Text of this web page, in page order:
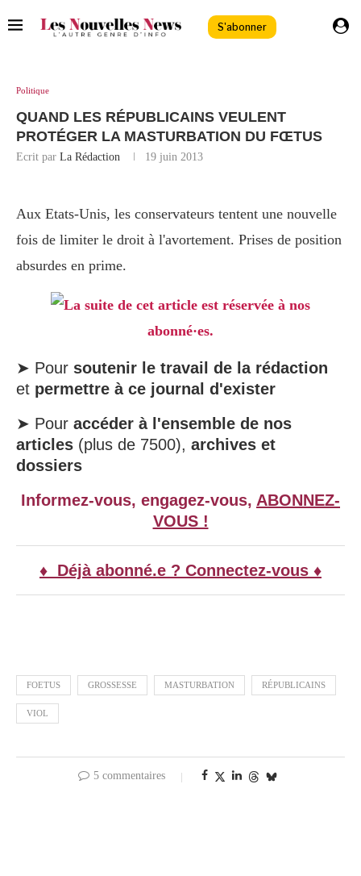
S'abonner
Politique
QUAND LES RÉPUBLICAINS VEULENT
PROTÉGER LA MASTURBATION DU FŒTUS
Ecrit par La Rédaction 19 juin 2013
Aux Etats-Unis, les conservateurs tentent une nouvelle
fois de limiter le droit à l'avortement. Prises de position
absurdes en prime.
La suite de cet article est réservée à nos
abonné·es.
➤ Pour soutenir le travail de la rédaction
et permettre à ce journal d'exister
➤ Pour accéder à l'ensemble de nos
articles (plus de 7500), archives et
dossiers
Informez-vous, engagez-vous, ABONNEZ-
VOUS !
♦ Déjà abonné.e ? Connectez-vous ♦
FOETUS GROSSESSE MASTURBATION RÉPUBLICAINS
VIOL
5 commentaires